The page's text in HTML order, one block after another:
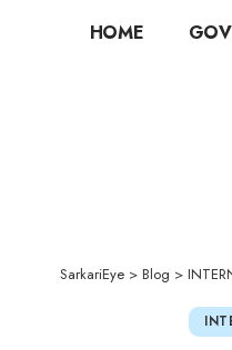
HOME
SarkariEye > Blog >